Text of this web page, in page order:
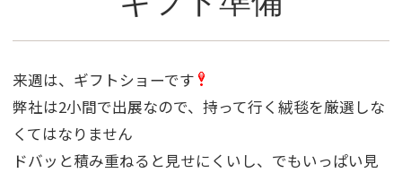
来週は、ギフトショーです
弊社は2小間で出展なので、持って行く絨毯を厳選しな
くてはなりません
ドバッと積み重ねると見せにくいし、でもいっぱい見